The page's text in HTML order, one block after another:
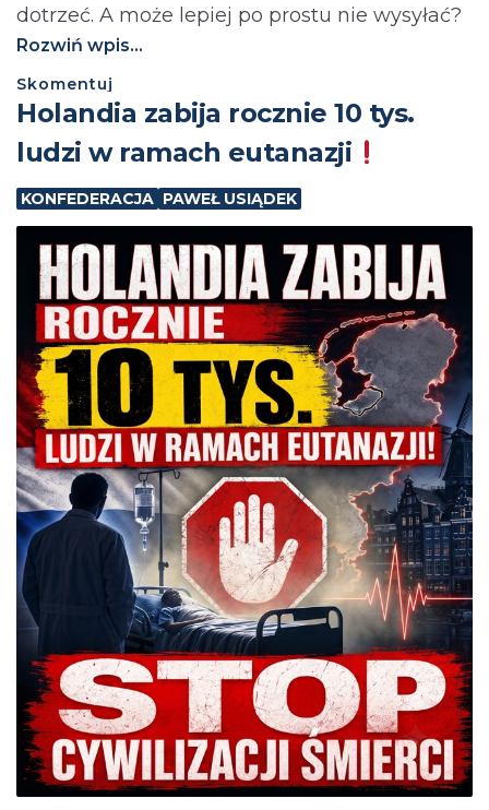
dotrzeć. A może lepiej po prostu nie wysyłać?⁩
Rozwiń wpis...
Skomentuj
Holandia zabija rocznie 10 tys.
ludzi w ramach eutanazji
KONFEDERACJA PAWEŁ USIĄDEK